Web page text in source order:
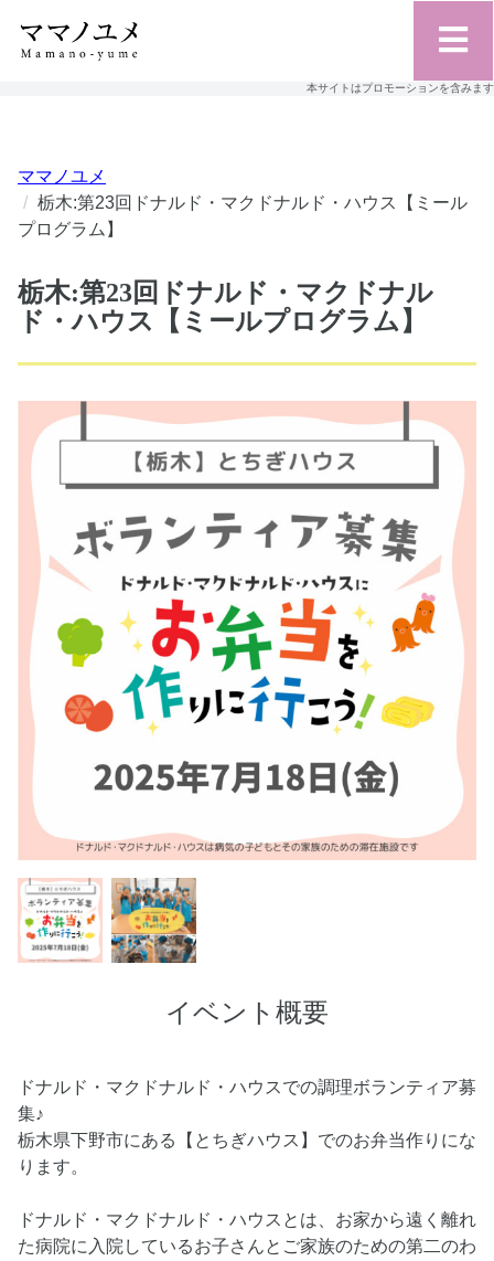
本サイトはプロモーションを含みます
ママノユメ
栃木:第23回ドナルド・マクドナルド・ハウス【ミール
プログラム】
栃木:第23回ドナルド・マクドナル
ド・ハウス【ミールプログラム】
イベント概要
ドナルド・マクドナルド・ハウスでの調理ボランティア募
集♪
栃木県下野市にある【とちぎハウス】でのお弁当作りにな
ります。
ドナルド・マクドナルド・ハウスとは、お家から遠く離れ
た病院に入院しているお子さんとご家族のための第二のわ